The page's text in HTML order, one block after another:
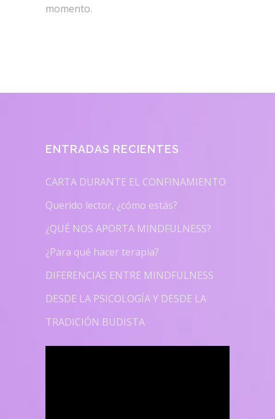
momento.
ENTRADAS RECIENTES
CARTA DURANTE EL CONFINAMIENTO
Querido lector, ¿cómo estás?
¿QUÉ NOS APORTA MINDFULNESS?
¿Para qué hacer terapia?
DIFERENCIAS ENTRE MINDFULNESS
DESDE LA PSICOLOGÍA Y DESDE LA
TRADICIÓN BUDISTA